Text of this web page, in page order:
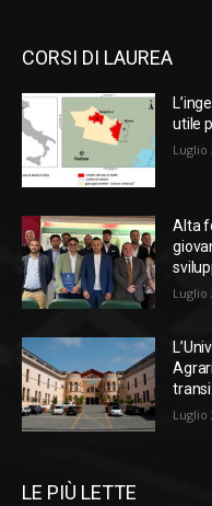
CORSI DI LAUREA
utile
Luglio
Alta
Luglio
Luglio
LE PIÙ LETTE